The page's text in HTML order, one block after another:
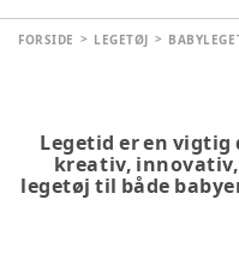
FORSIDE LEGETØJ
Legetid er en
kreativ, innovativ,
legetøj til både